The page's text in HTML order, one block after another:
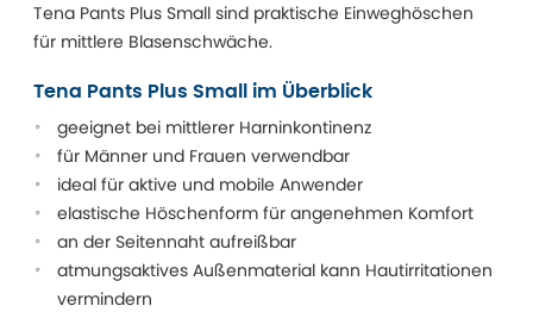
Tena Pants Plus Small sind praktische Einweghöschen
für mittlere Blasenschwäche.
Tena Pants Plus Small im Überblick
geeignet bei mittlerer Harninkontinenz
für Männer und Frauen verwendbar
ideal für aktive und mobile Anwender
elastische Höschenform für angenehmen Komfort
an der Seitennaht aufreißbar
atmungsaktives Außenmaterial kann Hautirritationen
vermindern